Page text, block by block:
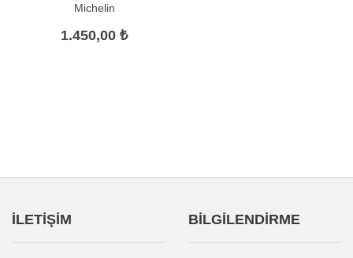
Michelin
1.450,00 ₺
İLETİŞİM BİLGİLENDİRME